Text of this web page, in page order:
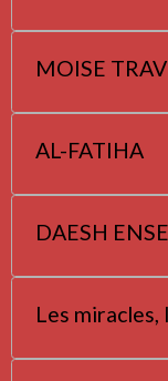
MOISE
AL-FATIHA
DAESH
Les miracles,